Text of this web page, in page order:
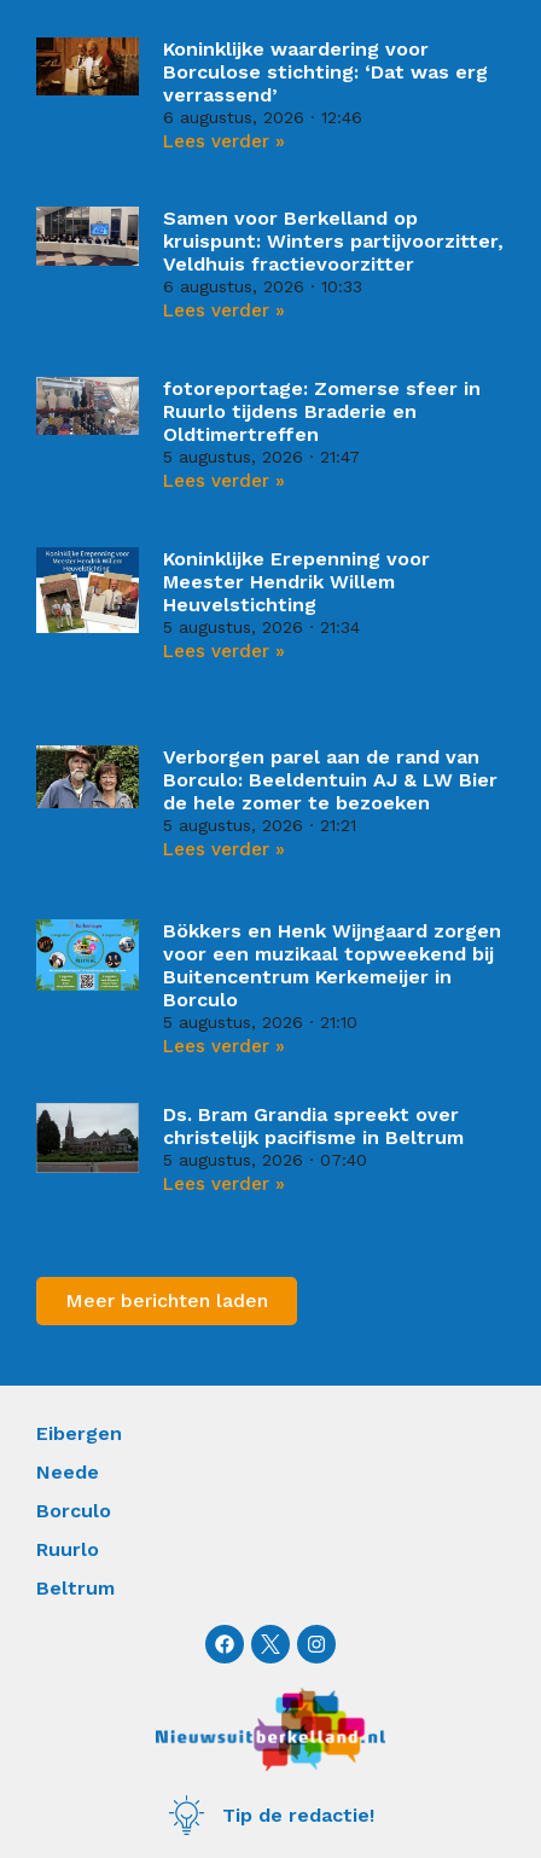
Koninklijke waardering voor
Borculose stichting: ‘Dat was erg
verrassend’
6 augustus, 2026 12:46
Lees verder »
Samen voor Berkelland op
kruispunt: Winters partijvoorzitter,
Veldhuis fractievoorzitter
6 augustus, 2026 10:33
Lees verder »
fotoreportage: Zomerse sfeer in
Ruurlo tijdens Braderie en
Oldtimertreffen
5 augustus, 2026 21:47
Lees verder »
Koninklijke Erepenning voor
Meester Hendrik Willem
Heuvelstichting
5 augustus, 2026 21:34
Lees verder »
Verborgen parel aan de rand van
Borculo: Beeldentuin AJ & LW Bier
de hele zomer te bezoeken
5 augustus, 2026 21:21
Lees verder »
Bökkers en Henk Wijngaard zorgen
voor een muzikaal topweekend bij
Buitencentrum Kerkemeijer in
Borculo
5 augustus, 2026 21:10
Lees verder »
Ds. Bram Grandia spreekt over
christelijk pacifisme in Beltrum
5 augustus, 2026 07:40
Lees verder »
Meer berichten laden
Eibergen
Neede
Borculo
Ruurlo
Beltrum
F
a
c
o
o
I
n
s
t
a
g
r
a
Tip de redactie!